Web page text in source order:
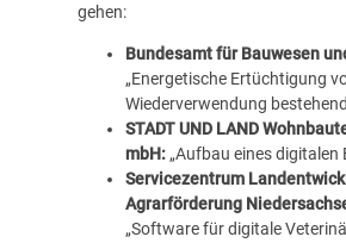
gehen:
Bundesamt für Bauwesen
„Energetische Ertüchtigung
Wiederverwendung
STADT UND LAND
mbH:„Aufbau eines digitalen
Servicezentrum
Agrarförderung
„Software für digitale